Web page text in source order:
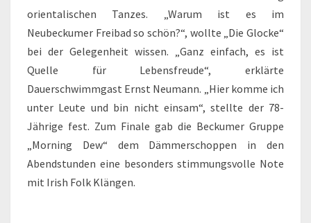
orientalischen Tanzes. „Warum ist es im
Neubeckumer Freibad so schön?“, wollte „Die Glocke“
bei der Gelegenheit wissen. „Ganz einfach, es ist
Quelle für Lebensfreude“, erklärte
Dauerschwimmgast Ernst Neumann. „Hier komme ich
unter Leute und bin nicht einsam“, stellte der 78-
Jährige fest. Zum Finale gab die Beckumer Gruppe
„Morning Dew“ dem Dämmerschoppen in den
Abendstunden eine besonders stimmungsvolle Note
mit Irish Folk Klängen.